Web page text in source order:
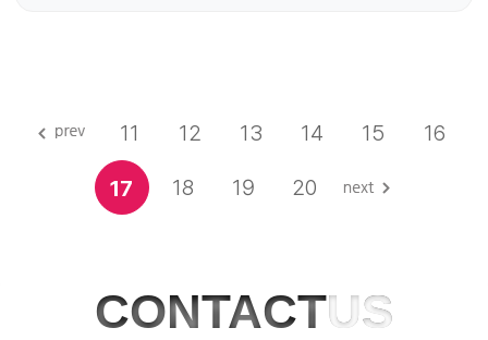
11 12 13 14 15 16
17 18 19 20
CONTACTUS